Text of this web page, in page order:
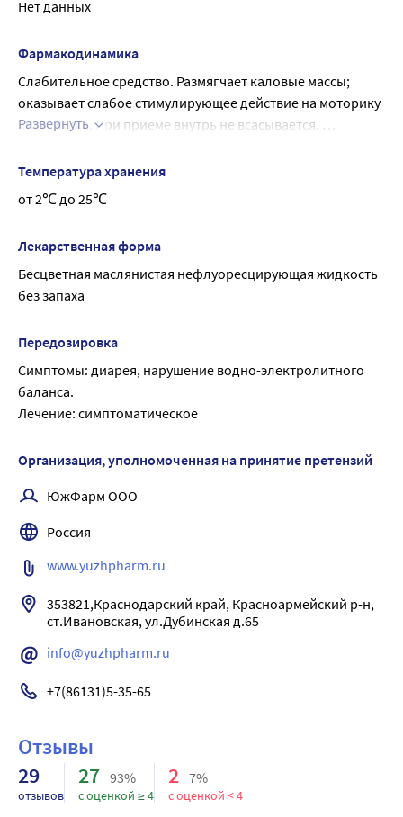
Нет данных
Фармакодинамика
Слабительное средство. Размягчает каловые массы;
оказывает слабое стимулирующее действие на моторику
кишечника. При приеме внутрь не всасывается.
Развернуть
Температура хранения
от 2℃ до 25℃
Лекарственная форма
Бесцветная маслянистая нефлуоресцирующая жидкость
без запаха
Передозировка
Симптомы: диарея, нарушение водно-электролитного
баланса.
Лечение: симптоматическое
Организация, уполномоченная на принятие претензий
ЮжФарм ООО
Россия
www.yuzhpharm.ru
353821,Краснодарский край, Красноармейский р-н,
ст.Ивановская, ул.Дубинская д.65
info@yuzhpharm.ru
+7(86131)5-35-65
Отзывы
29
отзывов
27 93%
с оценкой ≥ 4
2 7%
с оценкой < 4